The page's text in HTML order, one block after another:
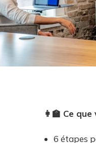
👩‍🏫 Ce
6 étapes